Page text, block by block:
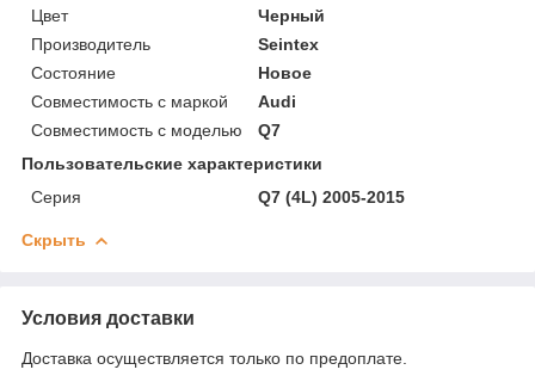
Цвет
Черный
Производитель
Seintex
Состояние
Новое
Совместимость с маркой
Audi
Совместимость с моделью
Q7
Пользовательские характеристики
Серия
Q7 (4L) 2005-2015
Скрыть
Условия доставки
Доставка осуществляется только по предоплате.